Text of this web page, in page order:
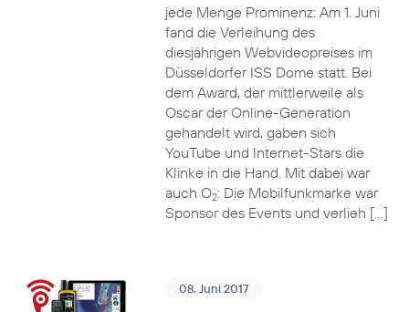
jede Menge Prominenz: Am 1. Juni
fand die Verleihung des
diesjährigen Webvideopreises im
Düsseldorfer ISS Dome statt. Bei
dem Award, der mittlerweile als
Oscar der Online-Generation
gehandelt wird, gaben sich
YouTube und Internet-Stars die
Klinke in die Hand. Mit dabei war
auch O2: Die Mobilfunkmarke war
Sponsor des Events und verlieh […]
08. Juni 2017